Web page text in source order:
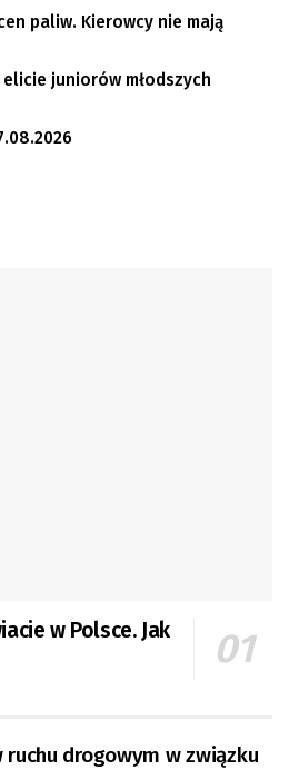
paliw. Kierowcy nie mają
juniorów młodszych
w Polsce. Jak
drogowym w związku